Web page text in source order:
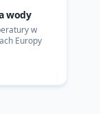
wody
w
Europy